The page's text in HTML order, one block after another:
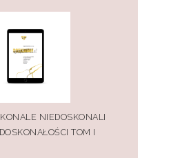
NIEDOSKONALI
TOM I